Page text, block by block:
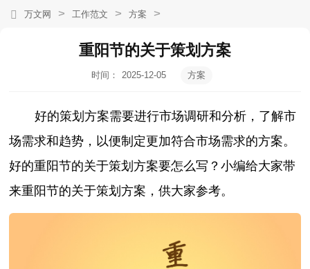
万文网 > 工作范文 > 方案 >
重阳节的关于策划方案
时间：
2025-12-05
方案
好的策划方案需要进行市场调研和分析，了解市
场需求和趋势，以便制定更加符合市场需求的方案。
好的重阳节的关于策划方案要怎么写？小编给大家带
来重阳节的关于策划方案，供大家参考。